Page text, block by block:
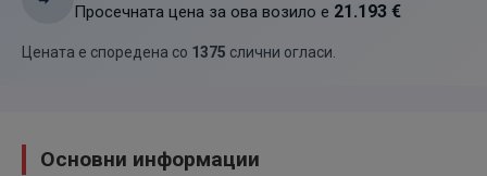
Просечната цена за ова возило е 21.193 €
Цената е споредена со 1375 слични огласи
Основни информации